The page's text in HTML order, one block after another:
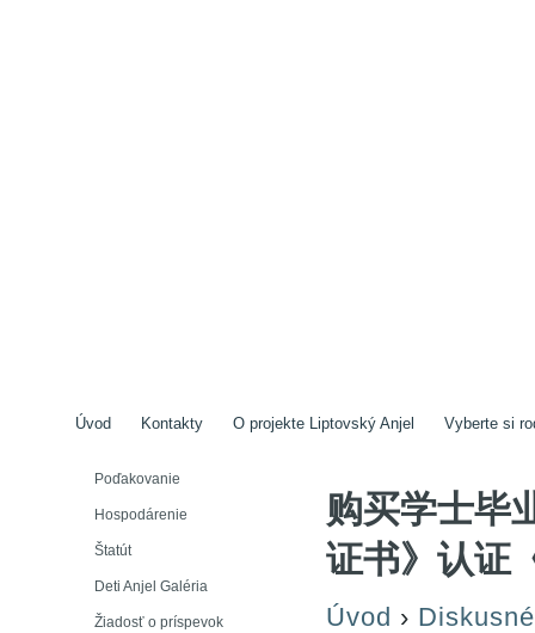
Úvod Kontakty O projekte Liptovský Anjel Vyberte si
Poďakovanie
Hospodárenie
Štatút
Deti Anjel Galéria
Žiadosť o príspevok
购买学士毕
证书》认证
Úvod ›